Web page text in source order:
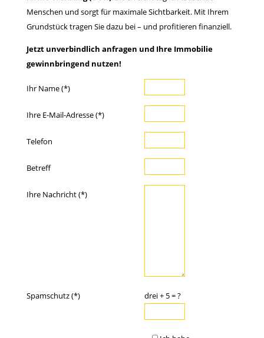
Menschen und sorgt für maximale Sichtbarkeit. Mit Ihrem
Grundstück tragen Sie dazu bei – und profitieren finanziell.
Jetzt unverbindlich anfragen und Ihre Immobilie
gewinnbringend nutzen!
Ihr Name (*)
Ihre E-Mail-Adresse (*)
Telefon
Betreff
Ihre Nachricht (*)
Spamschutz (*) drei + 5 = ?